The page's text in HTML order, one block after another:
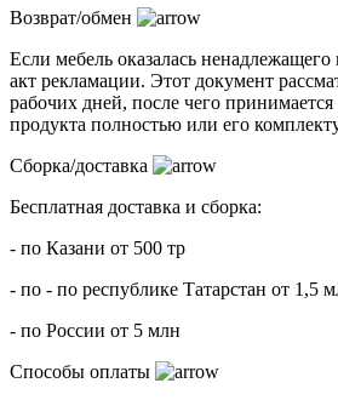
Возврат/обмен
Если мебель оказалась ненадлежащего
акт рекламации. Этот документ
рабочих дней, после чего
продукта полностью или его
Сборка/доставка
Бесплатная доставка и сборка:
- по Казани от 500 тр
- по - по республике Татарстан от 1,5
- по России от 5 млн
Способы оплаты